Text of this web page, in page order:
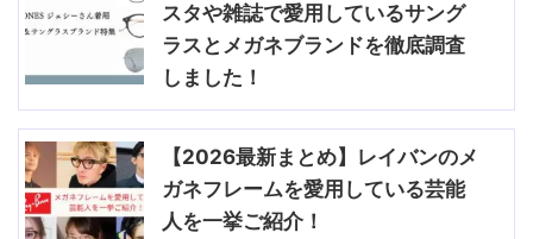
スタや雑誌で愛用しているサング
ラスとメガネブランドを徹底調査
しました！
【2026最新まとめ】レイバンのメ
ガネフレームを愛用している芸能
人を一挙ご紹介！